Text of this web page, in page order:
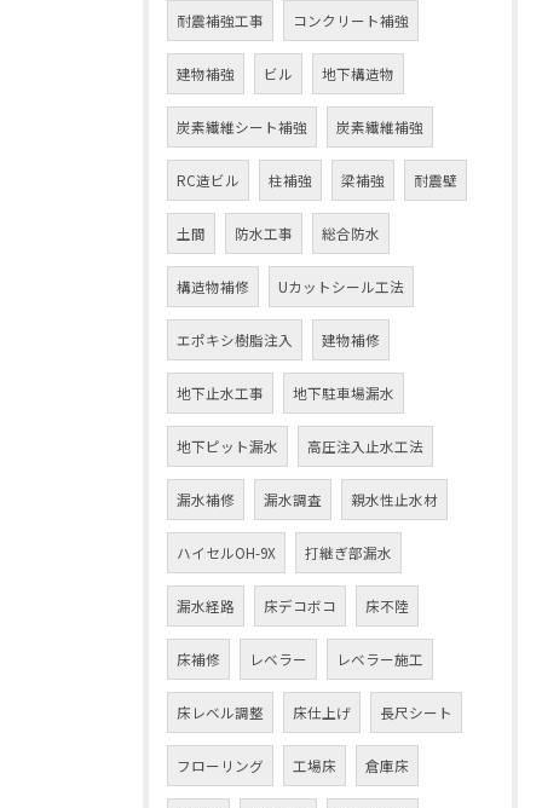
耐震補強工事 コンクリート補強
建物補強 ビル 地下構造物
炭素繊維シート補強 炭素繊維補強
RC造ビル 柱補強 梁補強 耐震壁
土間 防水工事 総合防水
構造物補修 Uカットシール工法
エポキシ樹脂注入 建物補修
地下止水工事 地下駐車場漏水
地下ピット漏水 高圧注入止水工法
漏水補修 漏水調査 親水性止水材
ハイセルOH-9X 打継ぎ部漏水
漏水経路 床デコボコ 床不陸
床補修 レベラー レベラー施工
床レベル調整 床仕上げ 長尺シート
フローリング 工場床 倉庫床